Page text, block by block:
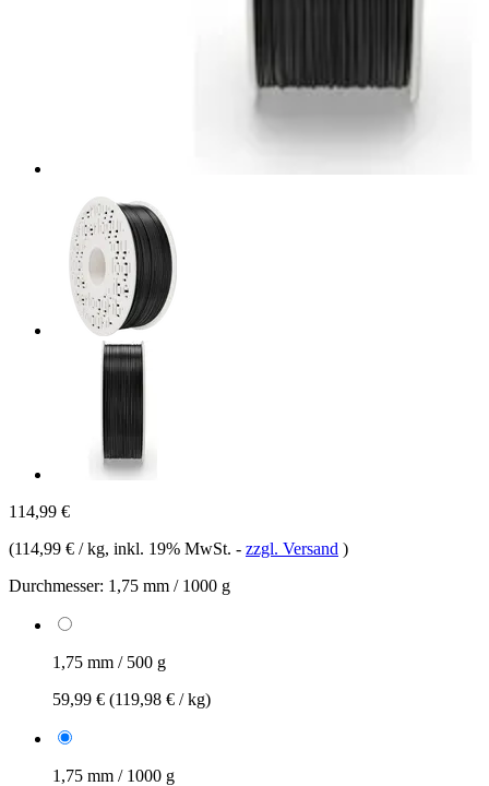
114,99 €
(114,99 € / kg, inkl. 19% MwSt. - zzgl. Versand )
Durchmesser: 1,75 mm / 1000 g
1,75 mm / 500 g
59,99 € (119,98 € / kg)
1,75 mm / 1000 g